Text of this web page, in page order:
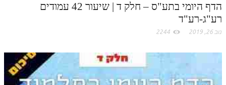
הדף היומי בתע"ס – חלק ד | שיעור 42 עמודים
רע"ג-רע"ד
נוב 26, 2019 2244